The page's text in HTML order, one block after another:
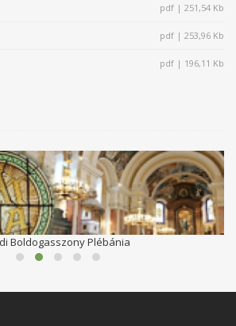
pdf | 251,54 Kb
pdf | 253,96 Kb
pdf | 196,11 Kb
Középiskola Szakiskola és Kollégiumai